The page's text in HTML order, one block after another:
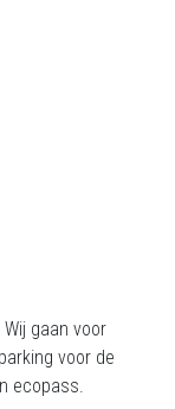
gaan voor
voor de
ecopass.